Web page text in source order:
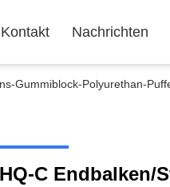
Kontakt Nachrichten
Gummiblock-Polyurethan-
C Endbalken/